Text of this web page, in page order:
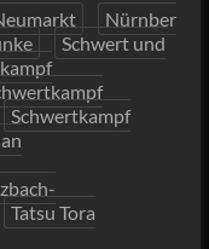
Nürnber
Schwert und
Schwertkampf
Tatsu Tora